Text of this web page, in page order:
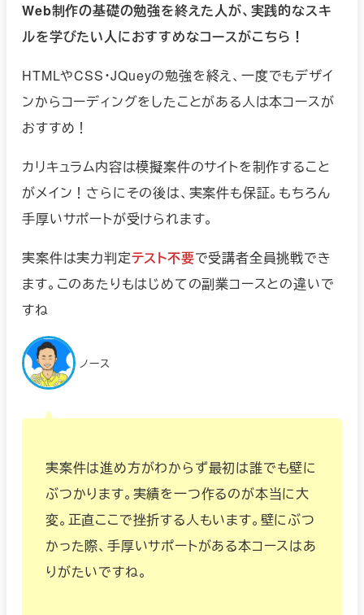
Web制作の基礎の勉強を終えた人が、実践的なスキ
ルを学びたい人におすすめなコースがこちら！
HTMLやCSS・JQueyの勉強を終え、一度でもデザイ
ンからコーディングをしたことがある人は本コースが
おすすめ！
カリキュラム内容は模擬案件のサイトを制作すること
がメイン！さらにその後は、実案件も保証。もちろん
手厚いサポートが受けられます。
実案件は実力判定テスト不要で受講者全員挑戦でき
ます。このあたりもはじめての副業コースとの違いで
すね
ノース
実案件は進め方がわからず最初は誰でも壁に
ぶつかります。実績を一つ作るのが本当に大
変。正直ここで挫折する人もいます。壁にぶつ
かった際、手厚いサポートがある本コースはあ
りがたいですね。